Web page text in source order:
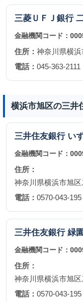
三菱ＵＦＪ銀行
金融機関コード：
住所： 神奈川県横
電話： 045-363-2111
横浜市旭区の三井
三井住友銀行 い
金融機関コード：
住所：
神奈川県横浜市旭区
電話： 0570-043-195
三井住友銀行 緑
金融機関コード：
住所：
神奈川県横浜市旭区
電話： 0570-043-195